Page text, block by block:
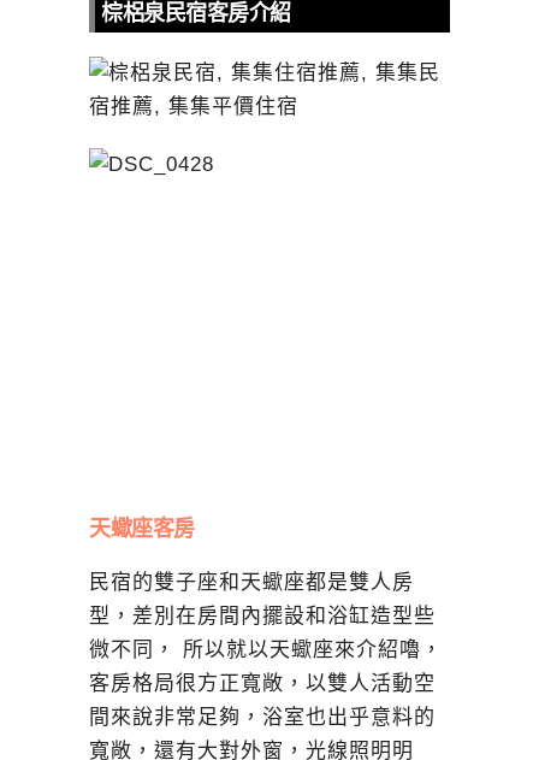
棕梠泉民宿客房介紹
天蠍座客房
民宿的雙子座和天蠍座都是雙人房
型，差別在房間內擺設和浴缸造型些
微不同， 所以就以天蠍座來介紹嚕，
客房格局很方正寬敞，以雙人活動空
間來說非常足夠，浴室也出乎意料的
寬敞，還有大對外窗，光線照明明